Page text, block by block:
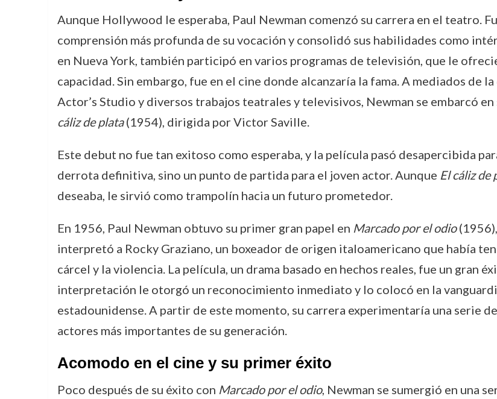
Aunque Hollywood le esperaba, Paul Newman comenzó su carrera en el teatro.
comprensión más profunda de su vocación y consolidó sus habilidades como
en Nueva York, también participó en varios programas de televisión, que le
capacidad. Sin embargo, fue en el cine donde alcanzaría la fama. A mediados de
Actor’s Studio y diversos trabajos teatrales y televisivos, Newman se embarcó
cáliz de plata(1954), dirigida por Victor Saville.
Este debut no fue tan exitoso como esperaba, y la película pasó desapercibida
derrota definitiva, sino un punto de partida para el joven actor. Aunque El cáliz de
deseaba, le sirvió como trampolín hacia un futuro prometedor.
En 1956, Paul Newman obtuvo su primer gran papel en Marcado por el odio
interpretó a Rocky Graziano, un boxeador de origen italoamericano que había
cárcel y la violencia. La película, un drama basado en hechos reales, fue un gran
interpretación le otorgó un reconocimiento inmediato y lo colocó en la
estadounidense. A partir de este momento, su carrera experimentaría una serie
actores más importantes de su generación.
Acomodo en el cine y su primer éxito
Poco después de su éxito con Marcado por el odio, Newman se sumergió en una